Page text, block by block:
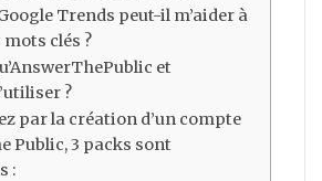
Trends peut-il m’aider à
clés ?
et
?
par la création d’un compte
Public, 3 packs sont
: